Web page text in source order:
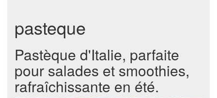
pasteque
Pastèque d'Italie, parfaite
pour salades et smoothies,
rafraîchissante en été.